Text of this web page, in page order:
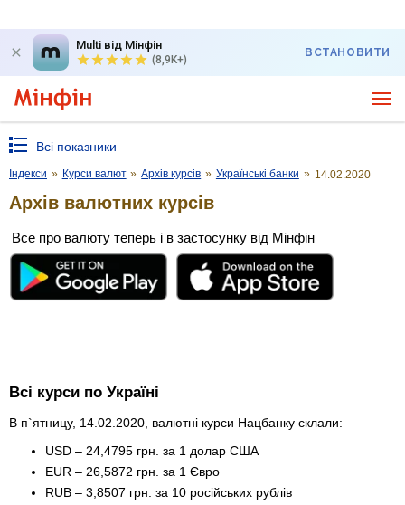
Multi від Мінфін
(8,9K+)
ВСТАНОВИТИ
Всі показники
Індекси » Курси валют » Архів курсів » Українські банки » 14.02.2020
Архів валютних курсів
Все про валюту теперь і в застосунку від Мінфін
Всі курси по Україні
В п`ятницу, 14.02.2020, валютні курси Нацбанку склали:
USD – 24,4795 грн. за 1 долар США
EUR – 26,5872 грн. за 1 Євро
RUB – 3,8507 грн. за 10 російських рублів